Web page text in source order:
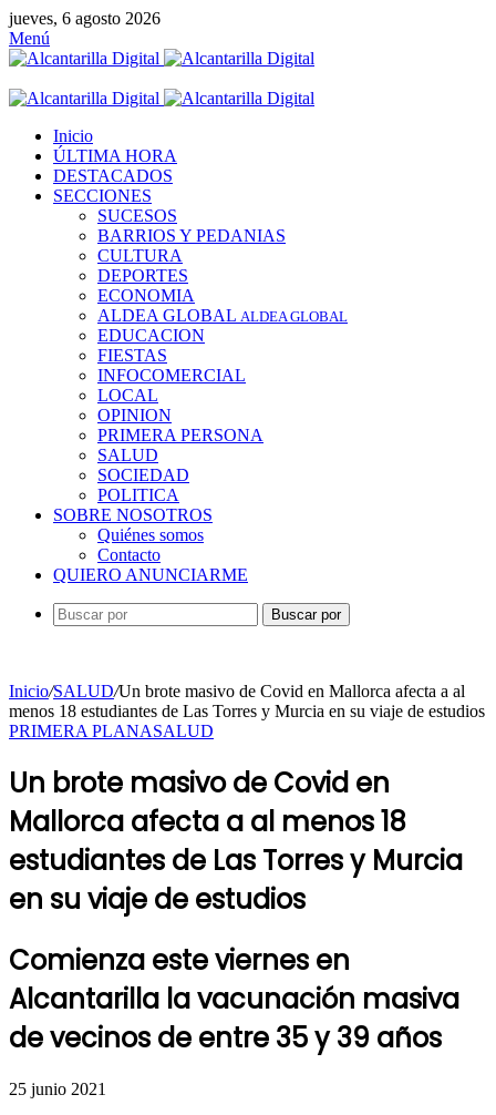
jueves, 6 agosto 2026
Menú
Inicio
ÚLTIMA HORA
DESTACADOS
SECCIONES
SUCESOS
BARRIOS Y PEDANIAS
CULTURA
DEPORTES
ECONOMIA
ALDEA GLOBAL ALDEA GLOBAL
EDUCACION
FIESTAS
INFOCOMERCIAL
LOCAL
OPINION
PRIMERA PERSONA
SALUD
SOCIEDAD
POLITICA
SOBRE NOSOTROS
Quiénes somos
Contacto
QUIERO ANUNCIARME
Buscar por
Inicio/SALUD/Un brote masivo de Covid en Mallorca afecta a al
menos 18 estudiantes de Las Torres y Murcia en su viaje de estudios
PRIMERA PLANASALUD
Un brote masivo de Covid en
Mallorca afecta a al menos 18
estudiantes de Las Torres y Murcia
en su viaje de estudios
Comienza este viernes en
Alcantarilla la vacunación masiva
de vecinos de entre 35 y 39 años
25 junio 2021